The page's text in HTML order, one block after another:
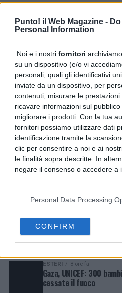
Punto! il Web Magazine -
Personal Information
Noi e i nostri fornitori
su un dispositivo (e/o vi
personali, quali gli identificativi
inviate da un dispositivo, per
contenuti, misurare le prestazioni
ricavare informazioni sul
migliorare i prodotti. Con la tua
fornitori possiamo utilizzare dati
identificazione tramite la
clic per consentire a noi e ai
le finalità sopra descritte. In
negare il consenso o accedere a
possono non richiedere il tuo
opporti a tale trattamento. Le tue
preferenze in qualsiasi momento
consultando la nostrainformativa
Personal Data Processing
CONFIRM
ESTERI 8 ore fa
Gaza, UNICEF: 300
cessate il fuoco